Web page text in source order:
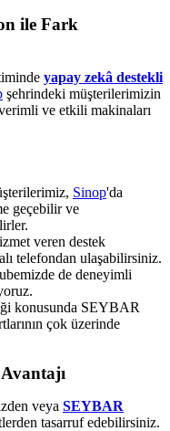
ile Fark
yapay zekâ destekli
şehrindeki müşterilerimizin
ve etkili makinaları
Sinop'da
geçebilir ve
veren destek
telefondan ulaşabilirsiniz.
de deneyimli
konusunda SEYBAR
çok üzerinde
veya SEYBAR
tasarruf edebilirsiniz.